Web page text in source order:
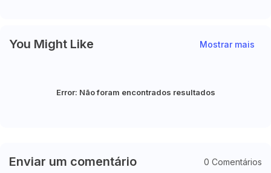
You Might Like Mostrar mais
Error: Não foram encontrados resultados
Enviar um comentário 0 Comentários